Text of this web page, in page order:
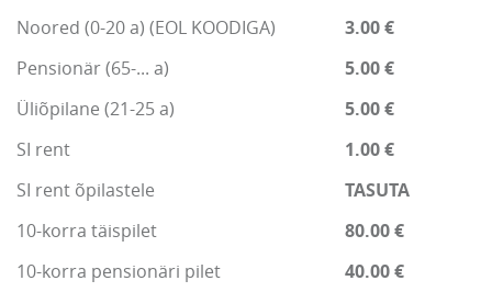
Noored (0-20 a) (EOL KOODIGA)
3.00 €
Pensionär (65-... a)
5.00 €
Üliõpilane (21-25 a)
5.00 €
SI rent
1.00 €
SI rent õpilastele
TASUTA
10-korra täispilet
80.00 €
10-korra pensionäri pilet
40.00 €